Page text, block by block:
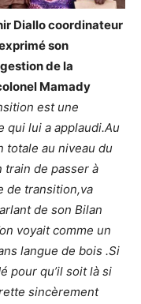
Diallo coordinateur
son
de la
Mamady
est une
qui lui a applaudi.Au
totale au niveau du
train de passer à
de transition,va
de son Bilan
voyait comme un
langue de bois .Si
pour qu’il soit là si
sincèrement